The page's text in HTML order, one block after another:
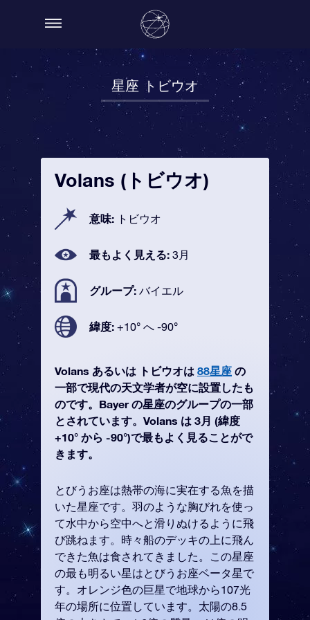
星座 トビウオ
Volans (トビウオ)
意味: トビウオ
最もよく見える: 3月
グループ: バイエル
緯度: +10° へ -90°
Volans あるいは トビウオは 88星座 の
一部で現代の天文学者が空に設置したも
のです。Bayer の星座のグループの一部
とされています。Volans は 3月 (緯度
+10° から -90°)で最もよく見ることがで
きます。
とびうお座は熱帯の海に実在する魚を描
いた星座です。羽のような胸びれを使っ
て水中から空中へと滑りぬけるように飛
び跳ねます。時々船のデッキの上に飛ん
できた魚は食されてきました。この星座
の最も明るい星はとびうお座ベータ星で
す。オレンジ色の巨星で地球から107光
年の場所に位置しています。太陽の8.5